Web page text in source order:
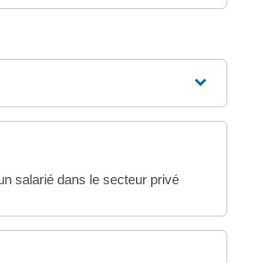
salarié dans le secteur privé